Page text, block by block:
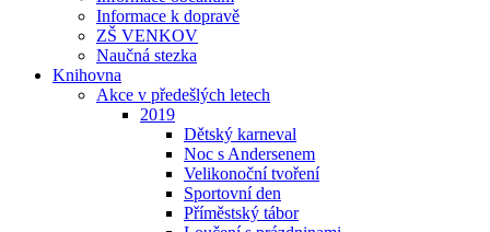
Informace k dopravě
ZŠ VENKOV
Naučná stezka
Knihovna
Akce v předešlých letech
2019
Dětský karneval
Noc s Andersenem
Velikonoční tvoření
Sportovní den
Příměstský tábor